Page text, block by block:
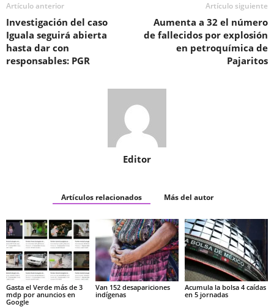
Artículo anterior
Investigación del caso
Iguala seguirá abierta
hasta dar con
responsables: PGR
Artículo siguiente
Aumenta a 32 el número
de fallecidos por explosión
en petroquímica de
Pajaritos
Editor
Artículos relacionados Más del autor
Gasta el Verde más de 3
mdp por anuncios en
Google
Van 152 desapariciones
indígenas
Acumula la bolsa 4 caídas
en 5 jornadas